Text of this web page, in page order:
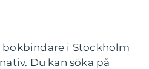
i Stockholm
Du kan söka på